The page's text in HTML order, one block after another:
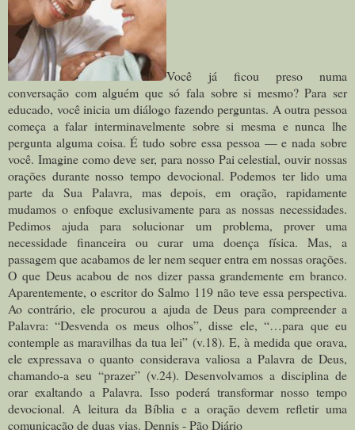
Você já ficou preso numa
conversação com alguém que só fala sobre si mesmo? Para ser
educado, você inicia um diálogo fazendo perguntas. A outra pessoa
começa a falar interminavelmente sobre si mesma e nunca lhe
pergunta alguma coisa. É tudo sobre essa pessoa — e nada sobre
você. Imagine como deve ser, para nosso Pai celestial, ouvir nossas
orações durante nosso tempo devocional. Podemos ter lido uma
parte da Sua Palavra, mas depois, em oração, rapidamente
mudamos o enfoque exclusivamente para as nossas necessidades.
Pedimos ajuda para solucionar um problema, prover uma
necessidade financeira ou curar uma doença física. Mas, a
passagem que acabamos de ler nem sequer entra em nossas orações.
O que Deus acabou de nos dizer passa grandemente em branco.
Aparentemente, o escritor do Salmo 119 não teve essa perspectiva.
Ao contrário, ele procurou a ajuda de Deus para compreender a
Palavra: “Desvenda os meus olhos”, disse ele, “…para que eu
contemple as maravilhas da tua lei” (v.18). E, à medida que orava,
ele expressava o quanto considerava valiosa a Palavra de Deus,
chamando-a seu “prazer” (v.24). Desenvolvamos a disciplina de
orar exaltando a Palavra. Isso poderá transformar nosso tempo
devocional. A leitura da Bíblia e a oração devem refletir uma
comunicação de duas vias. Dennis - Pão Diário